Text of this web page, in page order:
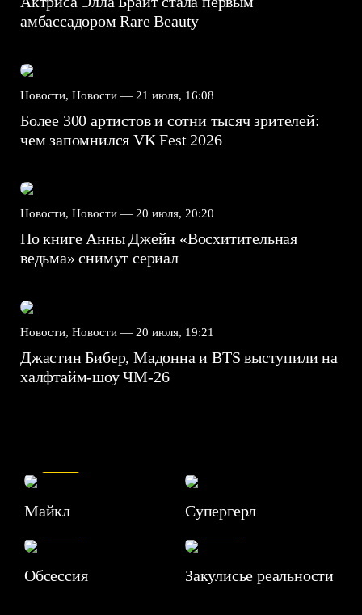
амбассадором Rare Beauty
Новости, Новости — 21 июля, 16:08
Более 300 артистов и сотни тысяч зрителей:
чем запомнился VK Fest 2026
Новости, Новости — 20 июля, 20:20
По книге Анны Джейн «Восхитительная
ведьма» снимут сериал
Новости, Новости — 20 июля, 19:21
Джастин Бибер, Мадонна и BTS выступили на
халфтайм-шоу ЧМ-26
Майкл Супергерл
Обсессия
7.1
Закулисье реальности